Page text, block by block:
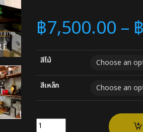
฿7,500.00 – ฿
สีไม้
สีเหล็ก
ชั้นวางตกแต่ง ชั้นวางสไตล์ลอฟท์ ชั้น